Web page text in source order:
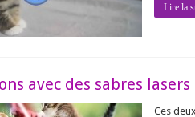
Lire la
avec des sabres lasers
Ces